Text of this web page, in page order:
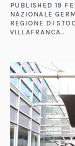
PUBLISHED 19
NAZIONALE
REGIONE DI
VILLAFRANCA..